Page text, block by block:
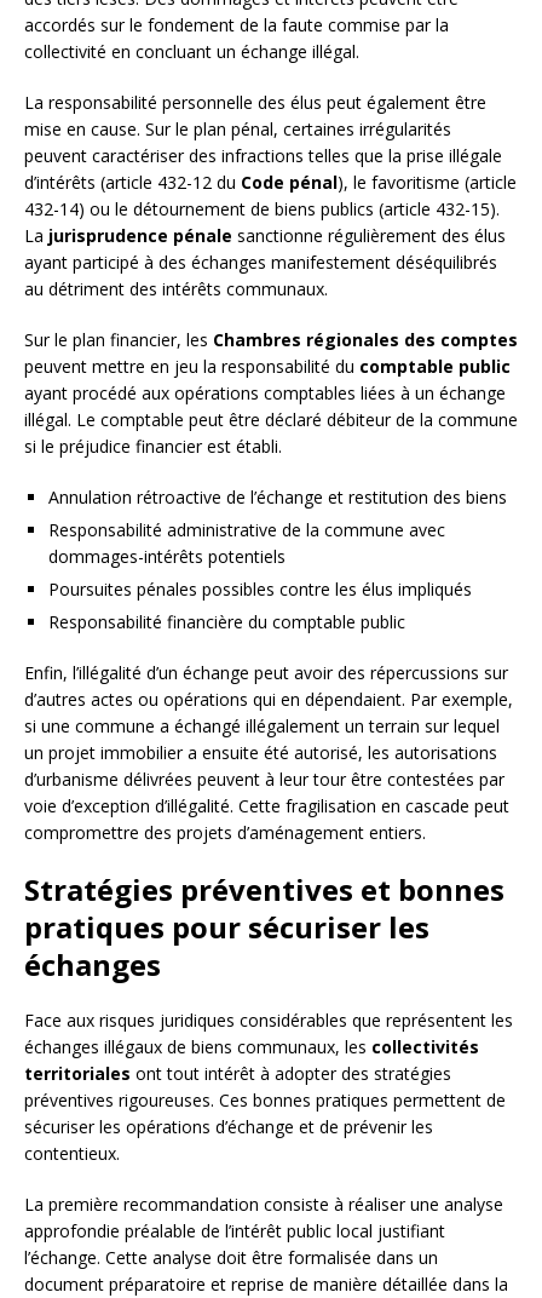
accordés sur le fondement de la faute commise par la
collectivité en concluant un échange illégal.
La responsabilité personnelle des élus peut également être
mise en cause. Sur le plan pénal, certaines irrégularités
peuvent caractériser des infractions telles que la prise illégale
d’intérêts (article 432-12 du Code pénal), le favoritisme (article
432-14) ou le détournement de biens publics (article 432-15).
La jurisprudence pénale sanctionne régulièrement des élus
ayant participé à des échanges manifestement déséquilibrés
au détriment des intérêts communaux.
Sur le plan financier, les Chambres régionales des comptes
peuvent mettre en jeu la responsabilité du comptable public
ayant procédé aux opérations comptables liées à un échange
illégal. Le comptable peut être déclaré débiteur de la commune
si le préjudice financier est établi.
Annulation rétroactive de l’échange et restitution des biens
Responsabilité administrative de la commune avec
dommages-intérêts potentiels
Poursuites pénales possibles contre les élus impliqués
Responsabilité financière du comptable public
Enfin, l’illégalité d’un échange peut avoir des répercussions sur
d’autres actes ou opérations qui en dépendaient. Par exemple,
si une commune a échangé illégalement un terrain sur lequel
un projet immobilier a ensuite été autorisé, les autorisations
d’urbanisme délivrées peuvent à leur tour être contestées par
voie d’exception d’illégalité. Cette fragilisation en cascade peut
compromettre des projets d’aménagement entiers.
Stratégies préventives et bonnes
pratiques pour sécuriser les
échanges
Face aux risques juridiques considérables que représentent les
échanges illégaux de biens communaux, les collectivités
territoriales ont tout intérêt à adopter des stratégies
préventives rigoureuses. Ces bonnes pratiques permettent de
sécuriser les opérations d’échange et de prévenir les
contentieux.
La première recommandation consiste à réaliser une analyse
approfondie préalable de l’intérêt public local justifiant
l’échange. Cette analyse doit être formalisée dans un
document préparatoire et reprise de manière détaillée dans la